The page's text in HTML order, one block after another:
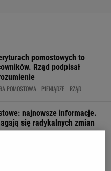
pomostowych to
Rząd podpisał
POMOSTOWA PIENIĄDZE RZĄD
najnowsze informacje.
się radykalnych zmian